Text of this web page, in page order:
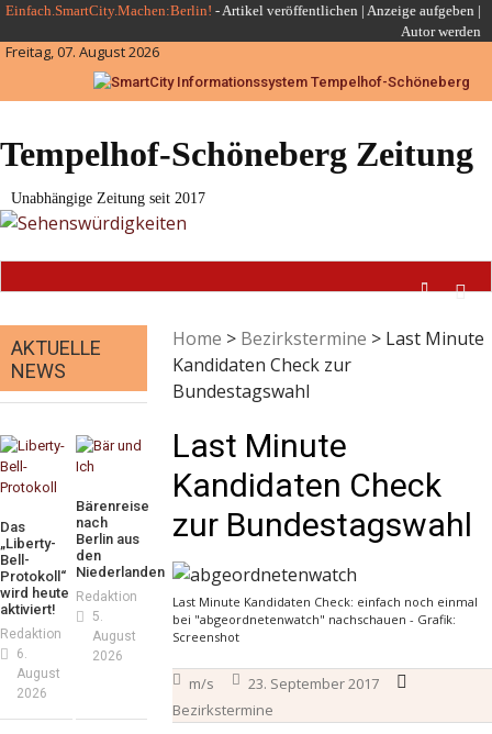
Skip
to
content
Einfach.SmartCity.Machen:Berlin! -Artikel veröffentlichen | Anzeige aufgeben |
Autor werden
Freitag, 07. August 2026
Tempelhof-Schöneberg Zeitung
Unabhängige Zeitung seit 2017
Home > Bezirkstermine > Last Minute
Kandidaten Check zur
Bundestagswahl
Last Minute
Kandidaten Check
zur Bundestagswahl
Last Minute Kandidaten Check: einfach noch einmal
bei "abgeordnetenwatch" nachschauen - Grafik:
Screenshot
m/s
23. September 2017
Bezirkstermine
AKTUELLE
NEWS
Das
„Liberty-
Bell-
Protokoll“
wird heute
aktiviert!
Redaktion
6.
August
2026
Bärenreise
nach
Berlin aus
den
Niederlanden
Redaktion
5.
August
2026